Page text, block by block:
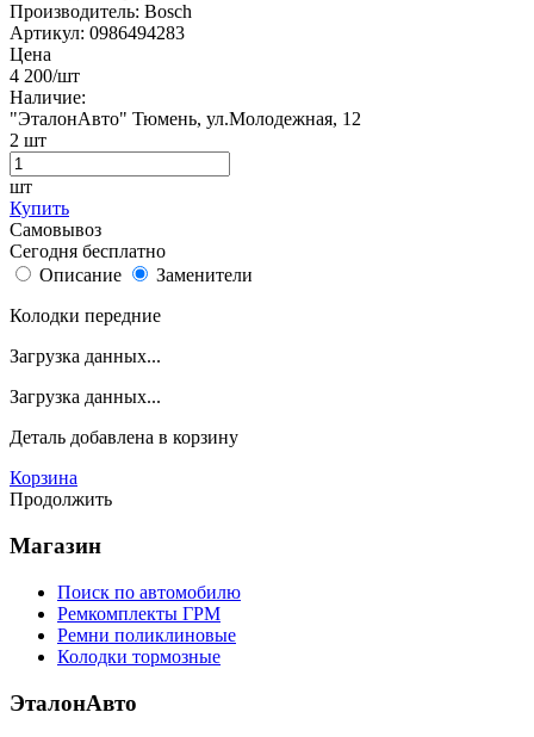
Производитель: Bosch
Артикул: 0986494283
Цена
4 200/шт
Наличие:
"ЭталонАвто" Тюмень, ул.Молодежная, 12
2 шт
шт
Купить
Самовывоз
Сегодня бесплатно
Описание
Заменители
Колодки передние
Загрузка данных...
Загрузка данных...
Деталь добавлена в корзину
Корзина
Продолжить
Магазин
Поиск по автомобилю
Ремкомплекты ГРМ
Ремни поликлиновые
Колодки тормозные
ЭталонАвто